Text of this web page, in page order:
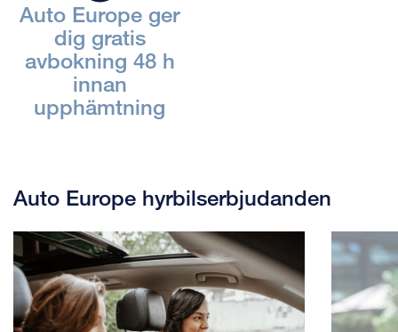
Auto Europe ger
dig gratis
avbokning 48 h
innan
upphämtning
Auto Europe hyrbilserbjudanden